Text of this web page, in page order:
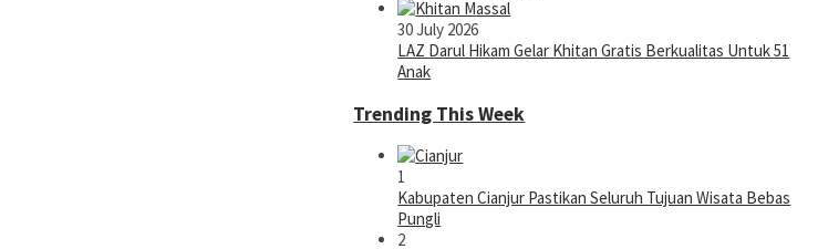
30 July 2026
LAZ Darul Hikam Gelar Khitan Gratis Berkualitas Untuk 51
Anak
Trending This Week
1
Kabupaten Cianjur Pastikan Seluruh Tujuan Wisata Bebas
Pungli
2